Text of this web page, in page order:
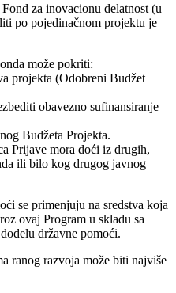
za inovacionu delatnost (u
po pojedinačnom projektu je
može pokriti:
projekta (Odobreni Budžet
obavezno sufinansiranje
Budžeta Projekta.
Prijave mora doći iz drugih,
ili bilo kog drugog javnog
se primenjuju na sredstva koja
ovaj Program u skladu sa
državne pomoći.
ranog razvoja može biti najviše